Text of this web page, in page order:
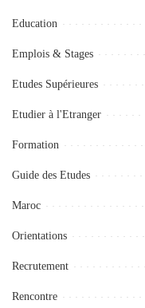
Education
Emplois & Stages
Etudes Supérieures
Etudier à l'Etranger
Formation
Guide des Etudes
Maroc
Orientations
Recrutement
Rencontre